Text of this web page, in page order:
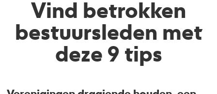
Vind betrokken
bestuursleden met
deze 9 tips